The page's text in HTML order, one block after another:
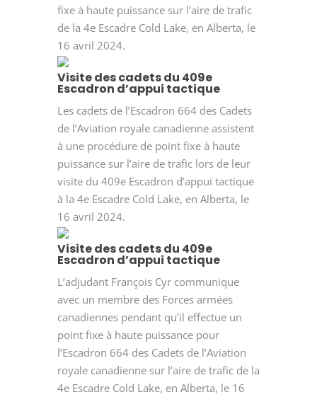
fixe à haute puissance sur l’aire de trafic
de la 4e Escadre Cold Lake, en Alberta, le
16 avril 2024.
Visite des cadets du 409e
Escadron d’appui tactique
Les cadets de l’Escadron 664 des Cadets
de l’Aviation royale canadienne assistent
à une procédure de point fixe à haute
puissance sur l’aire de trafic lors de leur
visite du 409e Escadron d’appui tactique
à la 4e Escadre Cold Lake, en Alberta, le
16 avril 2024.
Visite des cadets du 409e
Escadron d’appui tactique
L’adjudant François Cyr communique
avec un membre des Forces armées
canadiennes pendant qu’il effectue un
point fixe à haute puissance pour
l’Escadron 664 des Cadets de l’Aviation
royale canadienne sur l’aire de trafic de la
4e Escadre Cold Lake, en Alberta, le 16